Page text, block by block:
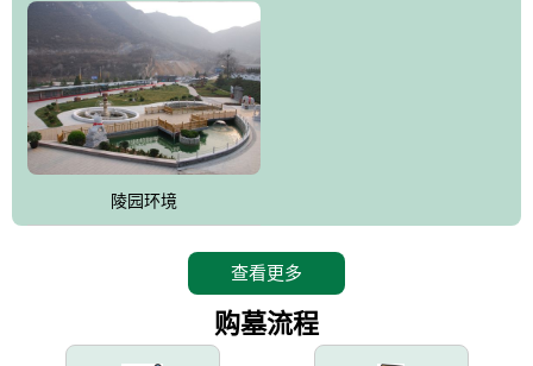
为抗日和解放战争期间流血牺牲的烈士新建一座革命烈士陵园，无
偿建墓立碑。建成后的烈士陵园将成为昌平区党员及各所学校的爱
国主义教育基地。
陵园环境
查看更多
购墓流程